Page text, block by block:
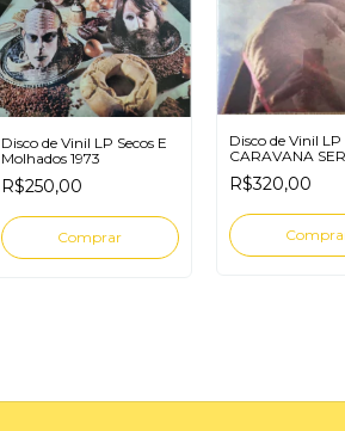
Disco de Vinil LP Secos E
Molhados 1973
R$250,00
Disco de Vinil LP
CARAVANA
BLOOM
R$320,00